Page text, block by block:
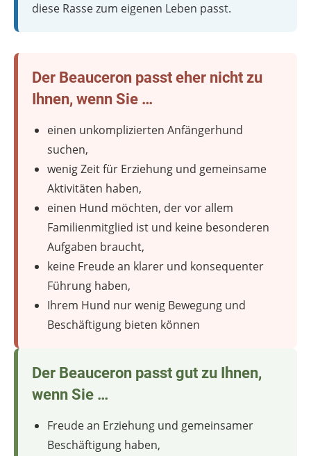
diese Rasse zum eigenen Leben passt.
Der Beauceron passt eher nicht zu
Ihnen, wenn Sie …
einen unkomplizierten Anfängerhund
suchen,
wenig Zeit für Erziehung und gemeinsame
Aktivitäten haben,
einen Hund möchten, der vor allem
Familienmitglied ist und keine besonderen
Aufgaben braucht,
keine Freude an klarer und konsequenter
Führung haben,
Ihrem Hund nur wenig Bewegung und
Beschäftigung bieten können
Der Beauceron passt gut zu Ihnen,
wenn Sie …
Freude an Erziehung und gemeinsamer
Beschäftigung haben,